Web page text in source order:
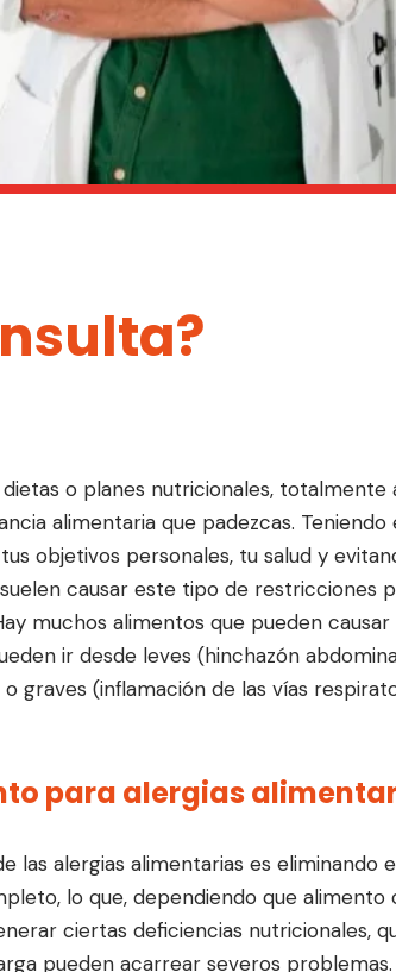
o planes nutricionales, totalmente
alimentaria que padezcas.
objetivos personales, tu salud y
causar este tipo de restricciones
muchos alimentos que pueden
ir desde leves (hinchazón
graves (inflamación de las vías
para alergias
las alergias alimentarias es eliminando
lo que, dependiendo que alimento
ciertas deficiencias nutricionales,
pueden acarrear severos